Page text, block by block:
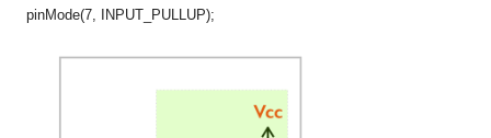
pinMode(7, INPUT_PULLUP);